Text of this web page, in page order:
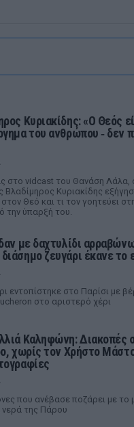
Κυριακίδης: «Ο Θεός
του ανθρώπου ‑ δεν
στο vidcast του Θανάση Λάλα,
Βλαδίμηρος Κυριακίδης
στον Θεό και τι τον γοητεύει
την ύπαρξή του.
με δαχτυλίδι
ζευγάρι έκανε το
εντοπίστηκε στο Παρίσι με
στο αριστερό χέρι
Καληφώνη: Διακοπές
χωρίς τον Χρήστο
που ανέβασε ποζάρει με το
της Πάρου